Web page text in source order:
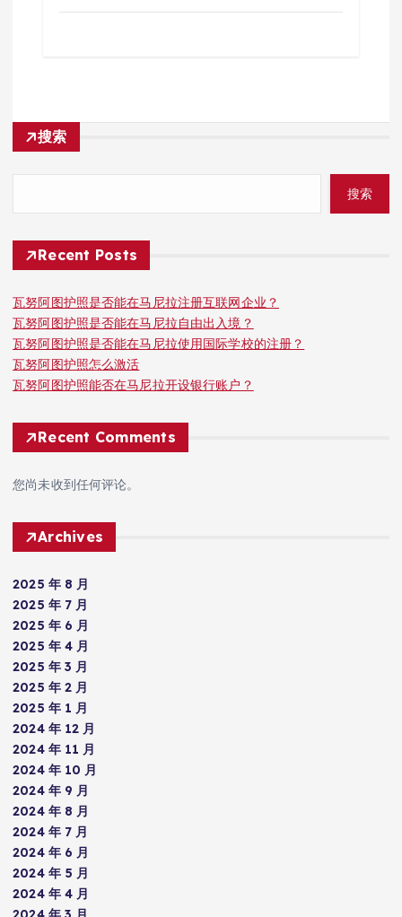
搜索
搜索
Recent Posts
瓦努阿图护照是否能在马尼拉注册互联网企业？
瓦努阿图护照是否能在马尼拉自由出入境？
瓦努阿图护照是否能在马尼拉使用国际学校的注册？
瓦努阿图护照怎么激活
瓦努阿图护照能否在马尼拉开设银行账户？
Recent Comments
您尚未收到任何评论。
Archives
2025 年 8 月
2025 年 7 月
2025 年 6 月
2025 年 4 月
2025 年 3 月
2025 年 2 月
2025 年 1 月
2024 年 12 月
2024 年 11 月
2024 年 10 月
2024 年 9 月
2024 年 8 月
2024 年 7 月
2024 年 6 月
2024 年 5 月
2024 年 4 月